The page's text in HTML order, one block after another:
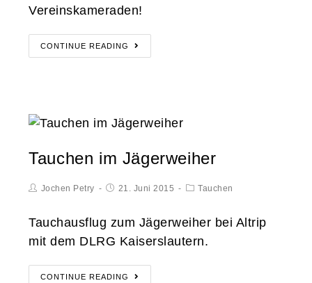
Vereinskameraden!
CONTINUE READING
Tauchen im Jägerweiher
Jochen Petry 21. Juni 2015 Tauchen
Tauchausflug zum Jägerweiher bei Altrip
mit dem DLRG Kaiserslautern.
CONTINUE READING